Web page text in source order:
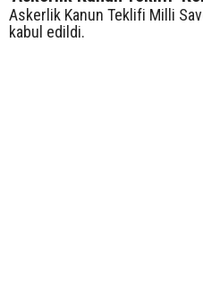
Askerlik Kanun Teklifi Milli
kabul edildi.